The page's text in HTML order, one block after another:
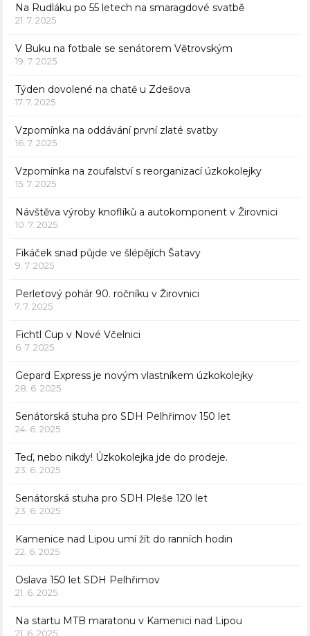
Na Rudláku po 55 letech na smaragdové svatbě
21. 7. 2025
V Buku na fotbale se senátorem Větrovským
19. 7. 2025
Týden dovolené na chatě u Zdešova
17. 7. 2025
Vzpomínka na oddávání první zlaté svatby
16. 7. 2025
Vzpomínka na zoufalství s reorganizací úzkokolejky
15. 7. 2025
Návštěva výroby knoflíků a autokomponent v Žirovnici
10. 7. 2025
Fikáček snad půjde ve šlépějích Šatavy
9. 7. 2025
Perleťový pohár 90. ročníku v Žirovnici
7. 7. 2025
Fichtl Cup v Nové Včelnici
6. 7. 2025
Gepard Express je novým vlastníkem úzkokolejky
28. 6. 2025
Senátorská stuha pro SDH Pelhřimov 150 let
24. 6. 2025
Teď, nebo nikdy! Úzkokolejka jde do prodeje.
23. 6. 2025
Senátorská stuha pro SDH Pleše 120 let
23. 6. 2025
Kamenice nad Lipou umí žít do ranních hodin
22. 6. 2025
Oslava 150 let SDH Pelhřimov
21. 6. 2025
Na startu MTB maratonu v Kamenici nad Lipou
21. 6. 2025